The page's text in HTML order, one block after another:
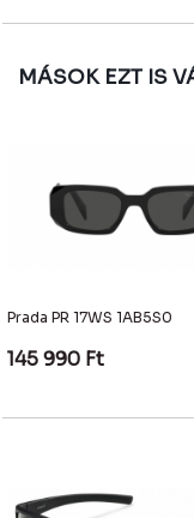
MÁSOK EZT IS
Prada PR 17WS 1AB5S0
145 990 Ft